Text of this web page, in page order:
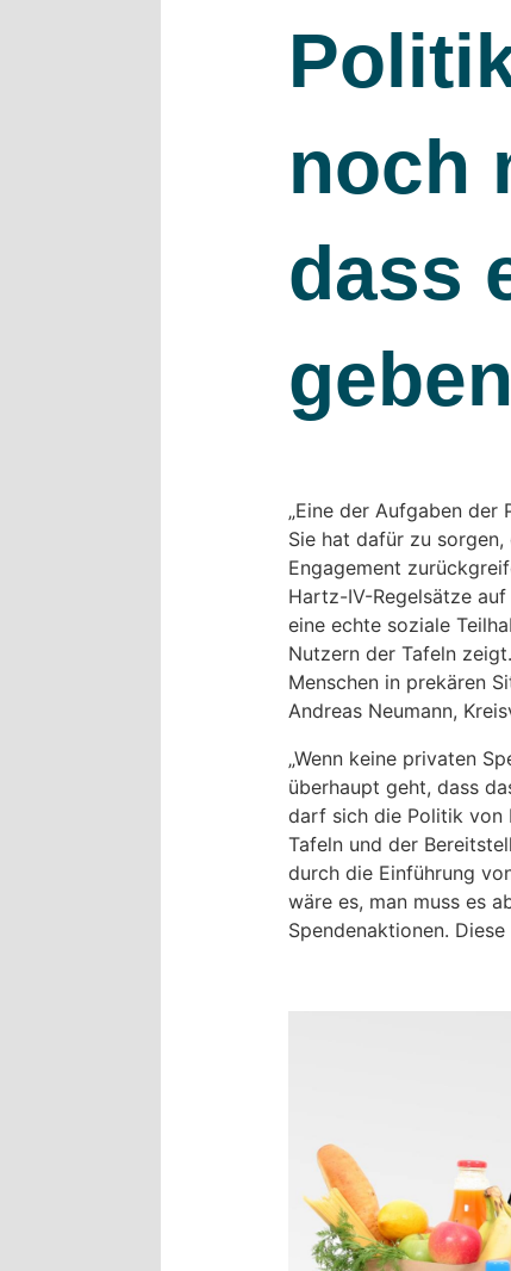
noch
dass
„Eine der Aufgaben der
Sie hat dafür zu
Engagement
Hartz-IV-Regelsätze
eine echte soziale
Nutzern der Tafeln
Menschen in prekären
Andreas Neumann,
„Wenn keine privaten
überhaupt geht, dass
darf sich die Politik von
Tafeln und der
durch die Einführung
wäre es, man muss es
Spendenaktionen.